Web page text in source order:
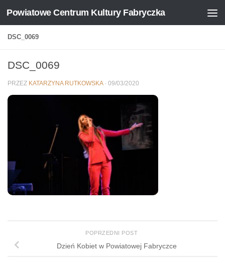
Skip to content
Powiatowe Centrum Kultury Fabryczka
DSC_0069
DSC_0069
PRZEZ KATARZYNA RUTKOWSKA · 09/03/2020
POPRZEDNI POST
Dzień Kobiet w Powiatowej Fabryczce